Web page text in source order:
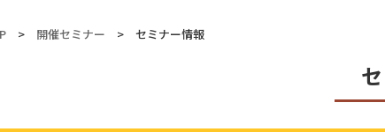
> 開催セミナー > セミナー情報